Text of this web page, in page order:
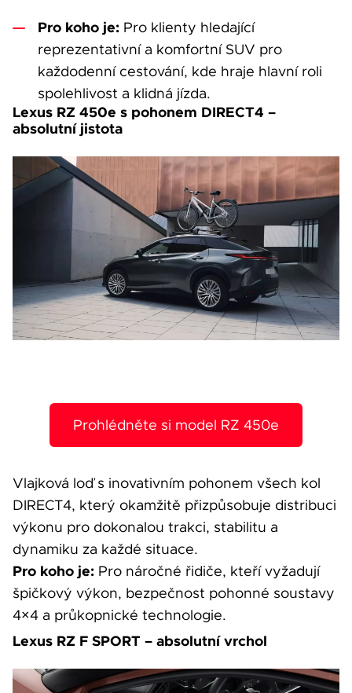
Pro koho je: Pro klienty hledající
reprezentativní a komfortní SUV pro
každodenní cestování, kde hraje hlavní roli
spolehlivost a klidná jízda.
Lexus RZ 450e s pohonem DIRECT4 –
absolutní jistota
Prohlédněte si model RZ 450e
Vlajková loď s inovativním pohonem všech kol
DIRECT4, který okamžitě přizpůsobuje distribuci
výkonu pro dokonalou trakci, stabilitu a
dynamiku za každé situace.
Pro koho je: Pro náročné řidiče, kteří vyžadují
špičkový výkon, bezpečnost pohonné soustavy
4×4 a průkopnické technologie.
Lexus RZ F SPORT – absolutní vrchol